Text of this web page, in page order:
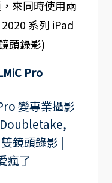
來同時使用兩
系列 iPad
頭錄影)
Pro